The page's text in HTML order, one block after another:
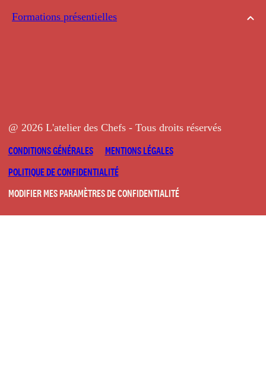
Formations présentielles
@ 2026 L'atelier des Chefs - Tous droits réservés
CONDITIONS GÉNÉRALES
MENTIONS LÉGALES
POLITIQUE DE CONFIDENTIALITÉ
MODIFIER MES PARAMÈTRES DE CONFIDENTIALITÉ